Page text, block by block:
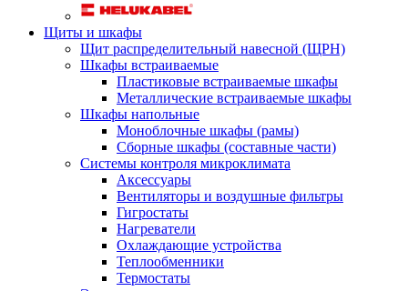
Щиты и шкафы
Щит распределительный навесной (ЩРН)
Шкафы встраиваемые
Пластиковые встраиваемые шкафы
Металлические встраиваемые шкафы
Шкафы напольные
Моноблочные шкафы (рамы)
Сборные шкафы (составные части)
Системы контроля микроклимата
Аксессуары
Вентиляторы и воздушные фильтры
Гигростаты
Нагреватели
Охлаждающие устройства
Теплообменники
Термостаты